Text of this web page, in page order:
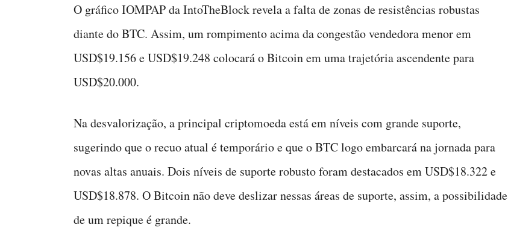
O gráfico IOMPAP da IntoTheBlock revela a falta de zonas de resistências robustas
diante do BTC. Assim, um rompimento acima da congestão vendedora menor em
USD$19.156 e USD$19.248 colocará o Bitcoin em uma trajetória ascendente para
USD$20.000.
Na desvalorização, a principal criptomoeda está em níveis com grande suporte,
sugerindo que o recuo atual é temporário e que o BTC logo embarcará na jornada para
novas altas anuais. Dois níveis de suporte robusto foram destacados em USD$18.322 e
USD$18.878. O Bitcoin não deve deslizar nessas áreas de suporte, assim, a possibilidade
de um repique é grande.